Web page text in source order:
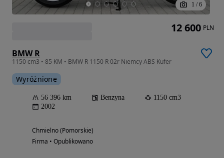
1 / 6
BMW R
1150 cm3 • 85 KM • BMW R 1150 R 02r Niemcy ABS Kufer
Wyróżnione
56 396 km Benzyna
1150 cm3
2002
Chmielno (Pomorskie)
Firma • Opublikowano
12 600 PLN